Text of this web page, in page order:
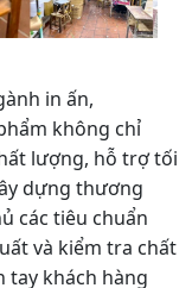
in ấn,
không chỉ
lượng, hỗ trợ tối
dựng thương
các tiêu chuẩn
và kiểm tra chất
tay khách hàng